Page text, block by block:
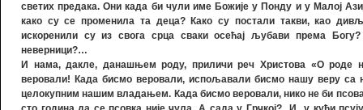
светих предака. Они када би чули име Божије у Понду и у Малој
како су се променила та деца? Како су постали такви, као
искоренили су из свога срца сваки осећај љубави према
неверници?…
И нама, дакле, данашњем роду, приличи реч Христова «О роде
веровали! Када бисмо веровали, испољавали бисмо нашу веру
целокупним нашим владањем. Када бисмо веровали, нико не би